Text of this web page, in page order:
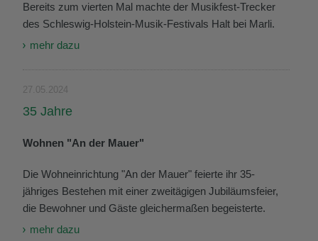
Bereits zum vierten Mal machte der Musikfest-Trecker
des Schleswig-Holstein-Musik-Festivals Halt bei Marli.
mehr dazu
27.05.2024
35 Jahre
Wohnen "An der Mauer"
Die Wohneinrichtung "An der Mauer" feierte ihr 35-
jähriges Bestehen mit einer zweitägigen Jubiläumsfeier,
die Bewohner und Gäste gleichermaßen begeisterte.
mehr dazu